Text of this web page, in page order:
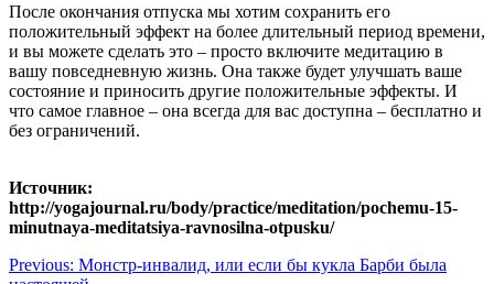
После окончания отпуска мы хотим сохранить его
положительный эффект на более длительный период времени,
и вы можете сделать это – просто включите медитацию в
вашу повседневную жизнь. Она также будет улучшать ваше
состояние и приносить другие положительные эффекты. И
что самое главное – она всегда для вас доступна – бесплатно и
без ограничений.
Источник:
http://yogajournal.ru/body/practice/meditation/pochemu-15-
minutnaya-meditatsiya-ravnosilna-otpusku/
Навигация
Previous: Монстр-инвалид, или если бы кукла Барби была